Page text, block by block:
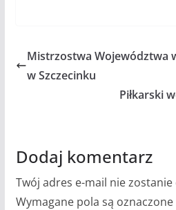
Mistrzostwa Województwa
w Szczecinku
Piłkarski
Dodaj komentarz
Twój adres e-mail nie
Wymagane pola są oznaczone